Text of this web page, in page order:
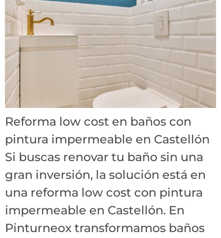
Reforma low cost en baños con
pintura impermeable en Castellón
Si buscas renovar tu baño sin una
gran inversión, la solución está en
una reforma low cost con pintura
impermeable en Castellón. En
Pinturneox transformamos baños